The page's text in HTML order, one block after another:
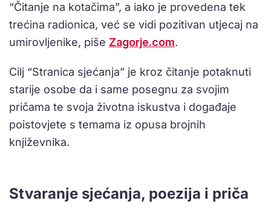
“Čitanje na kotačima”, a iako je provedena tek
trećina radionica, već se vidi pozitivan utjecaj na
umirovljenike, piše Zagorje.com.
Cilj “Stranica sjećanja” je kroz čitanje potaknuti
starije osobe da i same posegnu za svojim
pričama te svoja životna iskustva i događaje
poistovjete s temama iz opusa brojnih
književnika.
Stvaranje sjećanja, poezija i priča